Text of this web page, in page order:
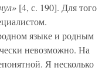
[4, с. 190]. Для того
языке и родным
невозможно. На
Я несколько